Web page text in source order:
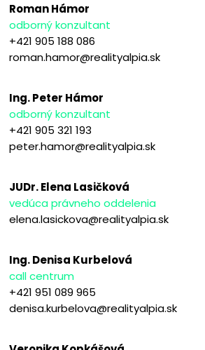
Roman Hámor
odborný konzultant
+421 905 188 086
roman.hamor@realityalpia.sk
Ing. Peter Hámor
odborný konzultant
+421 905 321 193
peter.hamor@realityalpia.sk
JUDr. Elena Lasičková
vedúca právneho oddelenia
elena.lasickova@realityalpia.sk
Ing. Denisa Kurbelová
call centrum
+421 951 089 965
denisa.kurbelova@realityalpia.sk